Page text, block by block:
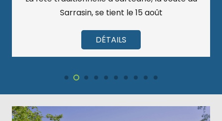
Sarrasin, se tient le 15 août
DÉTAILS